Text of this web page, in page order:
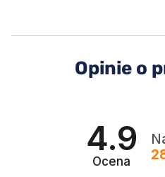
Opinie o
4.9
Ocena